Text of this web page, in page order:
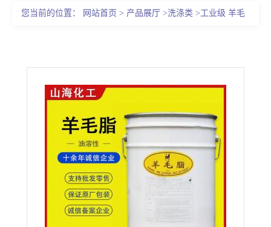
产品展厅
证书荣誉
您当前的位置： 网站首页 > 产品展厅 >洗涤类 >工业级 羊毛